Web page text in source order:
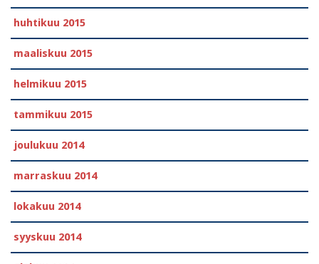
huhtikuu 2015
maaliskuu 2015
helmikuu 2015
tammikuu 2015
joulukuu 2014
marraskuu 2014
lokakuu 2014
syyskuu 2014